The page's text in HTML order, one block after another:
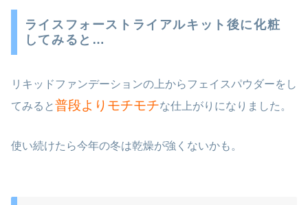
ライスフォーストライアルキット後に化粧
してみると…
リキッドファンデーションの上からフェイスパウダーをし
てみると普段よりモチモチな仕上がりになりました。
使い続けたら今年の冬は乾燥が強くないかも。